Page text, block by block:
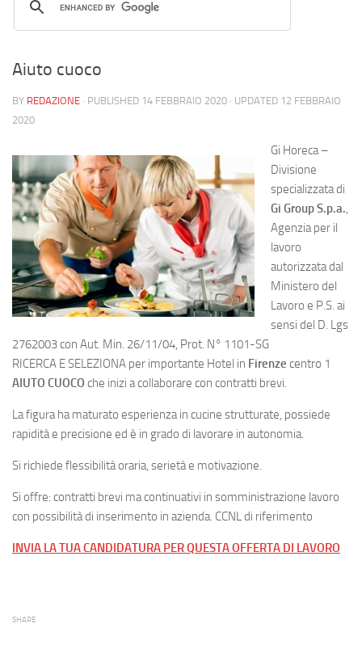
Aiuto cuoco
BY REDAZIONE · PUBLISHED 14 FEBBRAIO 2020 · UPDATED 12 FEBBRAIO
2020
Gi Horeca –
Divisione
specializzata di
Gi Group S.p.a.,
Agenzia per il
lavoro
autorizzata dal
Ministero del
Lavoro e P.S. ai
sensi del D. Lgs
2762003 con Aut. Min. 26/11/04, Prot. N° 1101-SG
RICERCA E SELEZIONA per importante Hotel in Firenze centro 1
AIUTO CUOCO che inizi a collaborare con contratti brevi.
La figura ha maturato esperienza in cucine strutturate, possiede
rapidità e precisione ed è in grado di lavorare in autonomia.
Si richiede flessibilità oraria, serietà e motivazione.
Si offre: contratti brevi ma continuativi in somministrazione lavoro
con possibilità di inserimento in azienda. CCNL di riferimento
INVIA LA TUA CANDIDATURA PER QUESTA OFFERTA DI LAVORO
SHARE